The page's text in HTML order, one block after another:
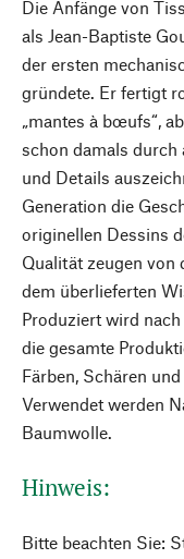
Die Anfänge von
als Jean-Baptiste
der ersten
gründete. Er fertigt
„mantes à bœufs“,
schon damals
und Details
Generation die
originellen Dessins
Qualität zeugen von
dem überlieferten
Produziert wird
die gesamte
Färben, Schären
Verwendet werden
Baumwolle.
Hinweis:
Bitte beachten Sie: